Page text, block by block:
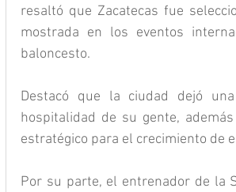
resaltó que Zacatecas fue
mostrada en los eventos
baloncesto.
Destacó que la ciudad dejó
hospitalidad de su gente,
estratégico para el crecimiento de
Por su parte, el entrenador de la